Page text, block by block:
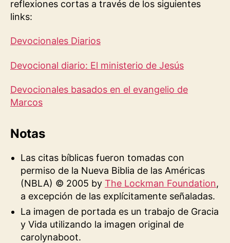
reflexiones cortas a través de los siguientes
links:
Devocionales Diarios
Devocional diario: El ministerio de Jesús
Devocionales basados en el evangelio de
Marcos
Notas
Las citas bíblicas fueron tomadas con
permiso de la Nueva Biblia de las Américas
(NBLA) © 2005 by The Lockman Foundation,
a excepción de las explícitamente señaladas.
La imagen de portada es un trabajo de Gracia
y Vida utilizando la imagen original de
carolynaboot.